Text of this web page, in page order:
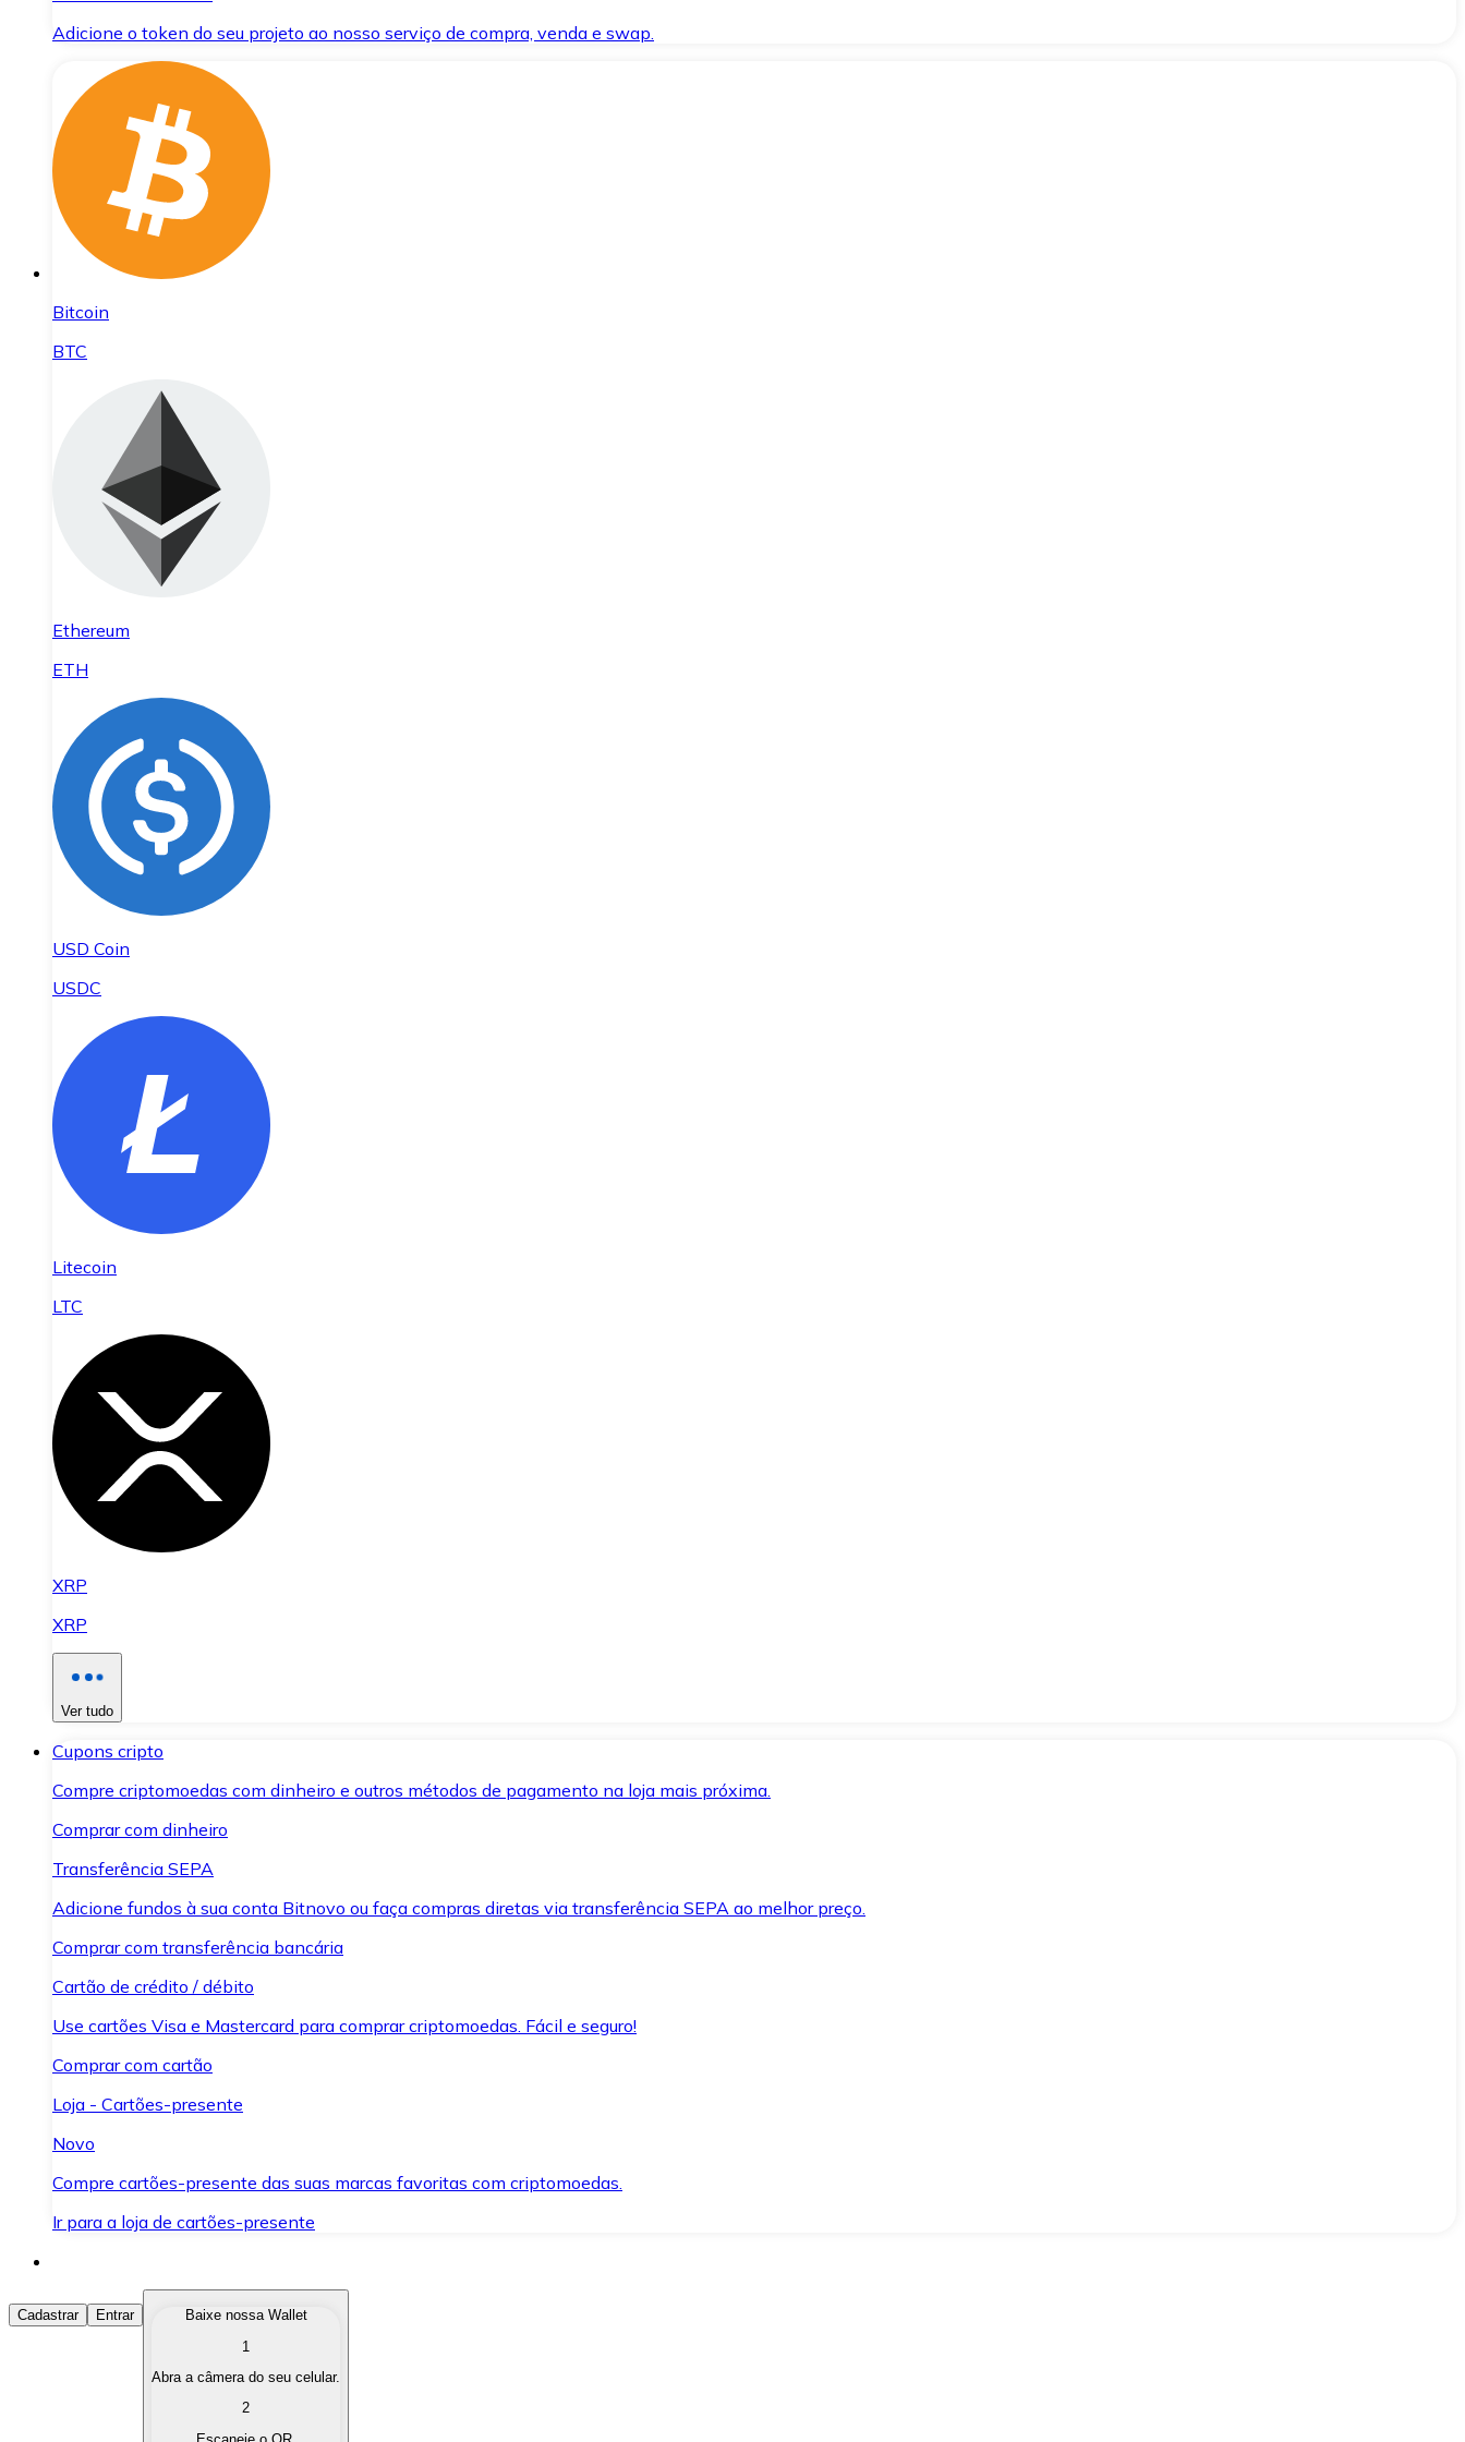
Adicione o token do seu projeto ao nosso serviço de compra, venda e swap.
Bitcoin
BTC
Ethereum
ETH
USD Coin
USDC
Litecoin
LTC
XRP
XRP
Ver tudo
Cupons cripto
Compre criptomoedas com dinheiro e outros métodos de pagamento na loja mais próxima.
Comprar com dinheiro
Transferência SEPA
Adicione fundos à sua conta Bitnovo ou faça compras diretas via transferência SEPA ao melhor preço.
Comprar com transferência bancária
Cartão de crédito / débito
Use cartões Visa e Mastercard para comprar criptomoedas. Fácil e seguro!
Comprar com cartão
Loja - Cartões-presente
Novo
Compre cartões-presente das suas marcas favoritas com criptomoedas.
Ir para a loja de cartões-presente
Comprar Criptomoedas
Compre as criptomoedas de seu interesse de forma rápida e segura.
Converta suas criptomoedas em moeda fiduciária quando precisar.
Cadastrar Entrar
Baixe nossa Wallet
1
Abra a câmera do seu celular.
2